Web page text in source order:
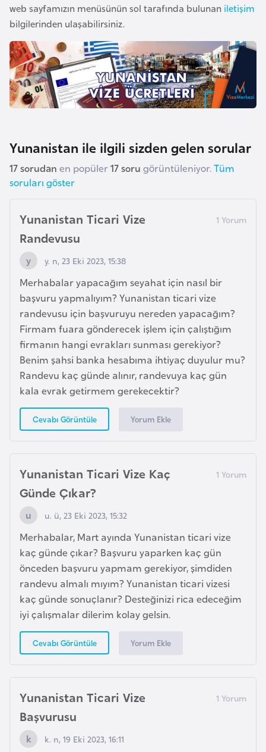
web sayfamızın menüsünün sol tarafında bulunan iletişim
bilgilerinden ulaşabilirsiniz.
Yunanistan ile ilgili sizden gelen sorular
17 sorudan en popüler17 soru görüntüleniyor. Tüm
soruları göster
Yunanistan Ticari Vize
Randevusu
y. n, 23 Eki 2023, 15:38
Merhabalar yapacağım seyahat için nasıl bir
başvuru yapmalıyım? Yunanistan ticari vize
randevusu için başvuruyu nereden yapacağım?
Firmam fuara gönderecek işlem için çalıştığım
firmanın hangi evrakları sunması gerekiyor?
Benim şahsi banka hesabıma ihtiyaç duyulur mu?
Randevu kaç günde alınır, randevuya kaç gün
kala evrak getirmem gerekecektir?
Cevabı Görüntüle Yorum Ekle
Yunanistan Ticari Vize Kaç
Günde Çıkar?
u. ü, 23 Eki 2023, 15:32
Merhabalar, Mart ayında Yunanistan ticari vize
kaç günde çıkar? Başvuru yaparken kaç gün
önceden başvuru yapmam gerekiyor, şimdiden
randevu almalı mıyım? Yunanistan ticari vizesi
kaç günde sonuçlanır? Desteğinizi rica edeceğim
iyi çalışmalar dilerim kolay gelsin.
Cevabı Görüntüle Yorum Ekle
Yunanistan Ticari Vize
Başvurusu
k. n, 19 Eki 2023, 16:11
İ
z
l
a
n
d
K
a
m
b
o
ç
y
a
K
a
m
e
r
u
n
K
a
n
a
d
a
K
a
r
a
d
a
ğ
K
n
y
a